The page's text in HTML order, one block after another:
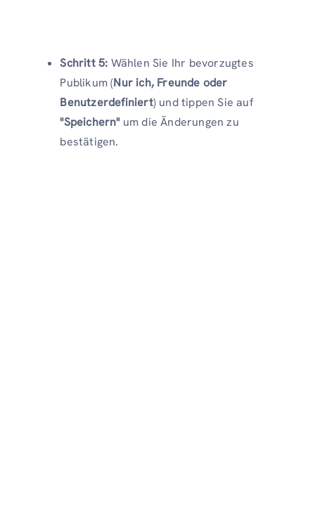
Schritt 5: Wählen Sie Ihr bevorzugtes
Publikum (Nur ich, Freunde oder
Benutzerdefiniert) und tippen Sie auf
"Speichern"um die Änderungen zu
bestätigen.